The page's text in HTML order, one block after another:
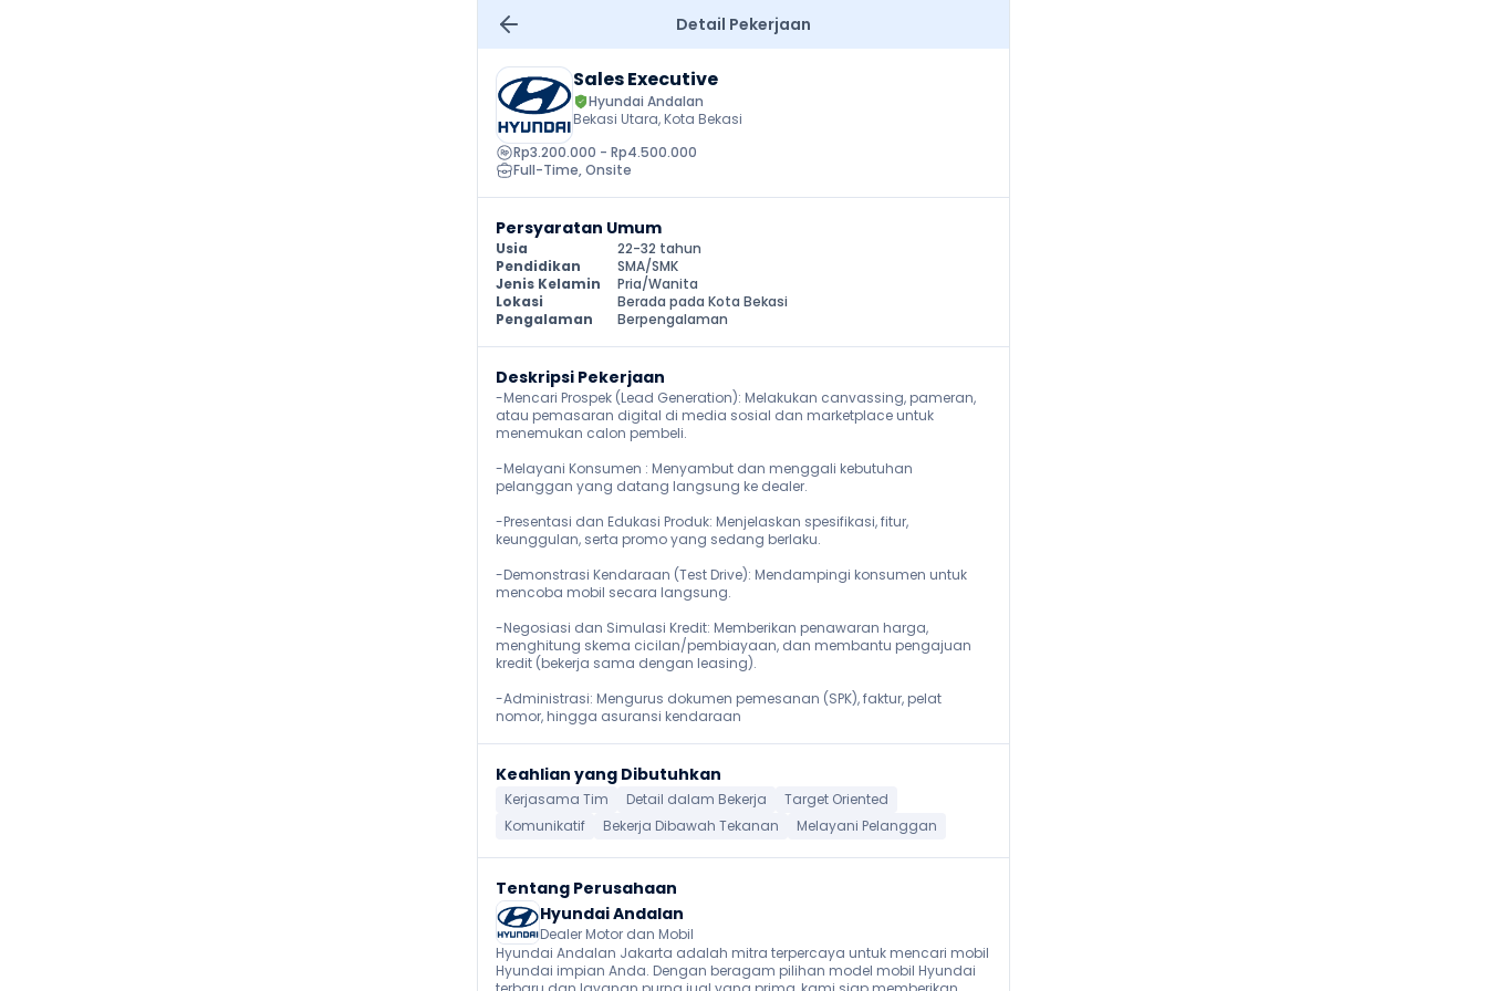
Detail Pekerjaan
Sales Executive
Hyundai Andalan
Bekasi Utara, Kota Bekasi
Rp3.200.000 - Rp4.500.000
Full-Time, Onsite
Persyaratan Umum
Usia
22-32 tahun
Pendidikan
SMA/SMK
Jenis Kelamin
Pria/Wanita
Lokasi
Berada pada Kota Bekasi
Pengalaman
Berpengalaman
Deskripsi Pekerjaan
-Mencari Prospek (Lead Generation): Melakukan canvassing, pameran,
atau pemasaran digital di media sosial dan marketplace untuk
menemukan calon pembeli.
-Melayani Konsumen : Menyambut dan menggali kebutuhan
pelanggan yang datang langsung ke dealer.
-Presentasi dan Edukasi Produk: Menjelaskan spesifikasi, fitur,
keunggulan, serta promo yang sedang berlaku.
-Demonstrasi Kendaraan (Test Drive): Mendampingi konsumen untuk
mencoba mobil secara langsung.
-Negosiasi dan Simulasi Kredit: Memberikan penawaran harga,
menghitung skema cicilan/pembiayaan, dan membantu pengajuan
kredit (bekerja sama dengan leasing).
-Administrasi: Mengurus dokumen pemesanan (SPK), faktur, pelat
nomor, hingga asuransi kendaraan
Keahlian yang Dibutuhkan
Kerjasama Tim Detail dalam Bekerja
Target Oriented
Komunikatif
Bekerja Dibawah Tekanan Melayani Pelanggan
Tentang Perusahaan
Hyundai Andalan
Dealer Motor dan Mobil
Hyundai Andalan Jakarta adalah mitra terpercaya untuk mencari mobil
Hyundai impian Anda. Dengan beragam pilihan model mobil Hyundai